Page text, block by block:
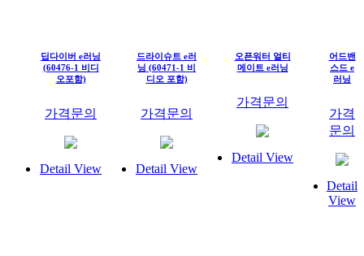
딥다이버 e러닝
(60476-1 비디
오포함)
가격문의
Detail View
드라이슈트 e러
닝 (60471-1 비
디오 포함)
가격문의
Detail View
오픈워터 얼티
메이트 e러닝
가격문의
Detail View
어드밴
스드 e
러닝
가격
문의
Detail
View